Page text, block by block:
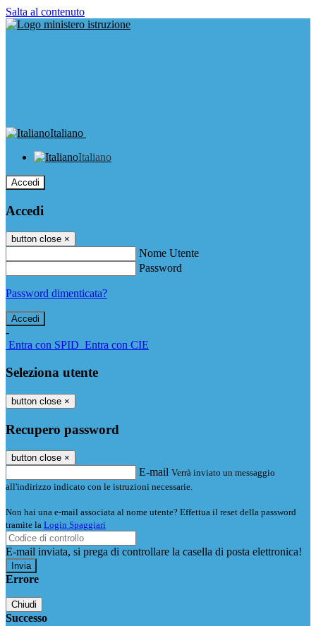
Salta al contenuto
Italiano
Italiano
Accedi
Accedi
button close ×
Nome Utente
Password
Password dimenticata?
-
Entra con SPID Entra con CIE
Seleziona utente
button close ×
Recupero password
button close ×
E-mail Verrà inviato un messaggio
all'indirizzo indicato con le istruzioni necessarie.
Non hai una e-mail associata al nome utente? Effettua il reset della password
tramite la Login Spaggiari
E-mail inviata, si prega di controllare la casella di posta elettronica!
Errore
Chiudi
Successo